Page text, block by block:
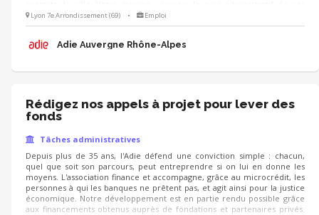
conventions, notamment la saisie sur les applications spécifiques liées à
ces dispositifs, en lien avec la vie et le fonctionnement de l'association.
Lyon 7e Arrondissement (69) • Emploi
Adie Auvergne Rhône-Alpes
Rédigez nos appels à projet pour lever des
fonds
Tâches administratives
Depuis plus de 35 ans, l'Adie défend une conviction simple : chacun,
quel que soit son parcours, peut entreprendre si on lui en donne les
moyens. L'association finance et accompagne, grâce au microcrédit, les
personnes à qui les banques ne prêtent pas, et agit ainsi pour la justice
économique. Notre développement est en partie rendu possible grâce
aux financements obtenus auprès de fondations et partenaires privés.